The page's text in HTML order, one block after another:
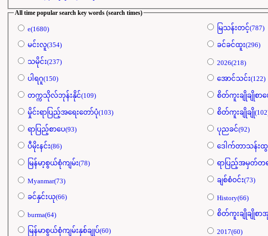
All time popular search key words (search times)
e(1680) မြသန်းတင့်(787)
မင်းလူ(354) ခင်ခင်ထူး(296)
သမိုင်း(237) 2026(218)
ပါရဂူ(150) အောင်သင်း(122)
တက္ကသိုလ်ဘုန်းနိုင်(109) စိတ်ကူးချိုချိုစာပ
မှိုင်းရာပြည့်အရေးတော်ပုံ(103) စိတ်ကူးချိုချို
ရာပြည့်စာပေ(93) ပုညခင်(92)
ပီမိုးနင်း(86) ဒေါက်တာသန်းထွ
မြန်မာ့စွယ်စုံကျမ်း(78) ရာပြည့်အမှတ်တ
Myanmar(73) ချစ်စံဝင်း(73)
ခင်နှင်းယု(66) History(66)
burma(64) စိတ်ကူးချိုချိုစာ
မြန်မာစွယ်စုံကျမ်းနှစ်ချုပ်(60) 2017(60)